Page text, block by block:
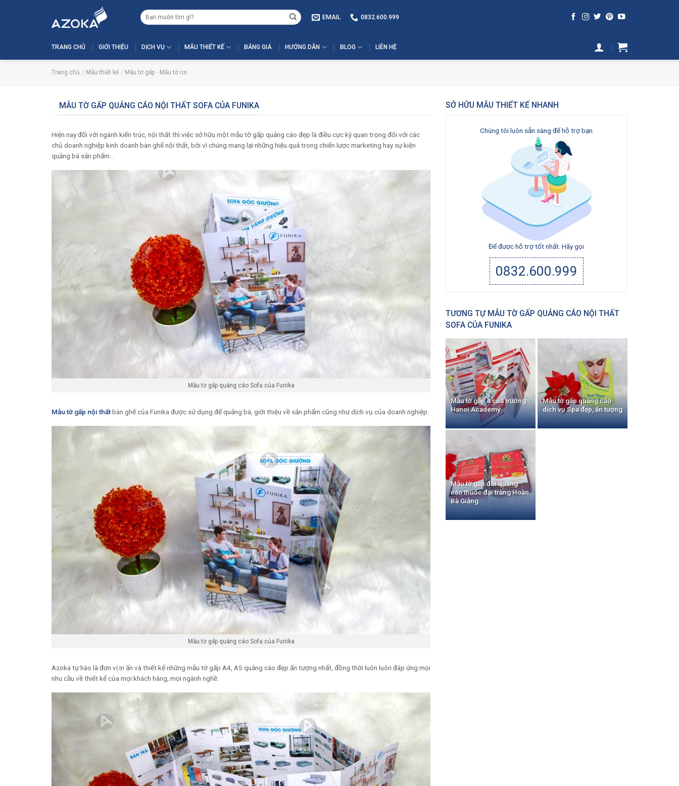
Tìm
kiếm:
EMAIL 0832.600.999
TRANG CHỦ GIỚI THIỆU DỊCH VỤ MẪU THIẾT KẾ BẢNG GIÁ HƯỚNG DẪN BLOG LIÊN HỆ
Trang chủ / Mẫu thiết kế / Mẫu tờ gấp - Mẫu tờ rơi
SỞ HỮU MẪU THIẾT KẾ NHANH
Chúng tôi luôn sẵn sàng để hỗ trợ bạn
Để được hỗ trợ tốt nhất. Hãy gọi
0832.600.999
TƯƠNG TỰ MẪU TỜ GẤP QUẢNG CÁO NỘI THẤT
SOFA CỦA FUNIKA
Mẫu tờ gấp 4 của trường
Hanoi Academy
Mẫu tờ gấp quảng cáo
dịch vụ Spa đẹp, ấn tượng
Mẫu tờ gấp đôi quảng
cáo thuốc đại tràng Hoàn
Bà Giằng
MẪU TỜ GẤP QUẢNG CÁO NỘI THẤT SOFA CỦA FUNIKA
Hiện nay đối với ngành kiến trúc, nội thất thì việc sở hữu một mẫu tờ gấp quảng cáo đẹp là điều cực kỳ quan trọng đối với các
chủ doanh nghiệp kinh doanh bàn ghế nội thất, bởi vì chúng mang lại những hiệu quả trong chiến lược marketing hay sự kiện
quảng bá sản phẩm…
Mẫu tờ gấp quảng cáo Sofa của Funika
Mẫu tờ gấp nội thấtbàn ghế của Funika được sử dụng để quảng bá, giới thiệu về sản phẩm cũng như dịch vụ của doanh nghiệp.
Mẫu tờ gấp quảng cáo Sofa của Funika
Azoka tự hào là đơn vị in ấn và thiết kế những mẫu tờ gấp A4, A5 quảng cáo đẹp ấn tượng nhất, đồng thời luôn luôn đáp ứng mọi
nhu cầu về thiết kế của mọi khách hàng, mọi ngành nghề.